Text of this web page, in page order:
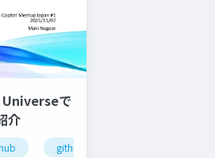
Universeで
介
github next